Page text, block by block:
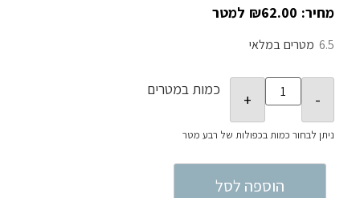
₪62.00
6.5 במלאי
כמות במטרים
הוספה לסל